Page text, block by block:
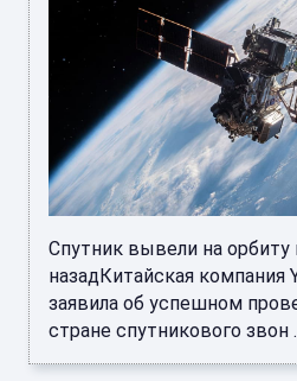
Спутник вывели на орбиту
назадКитайская компания
заявила об успешном
стране спутникового звон